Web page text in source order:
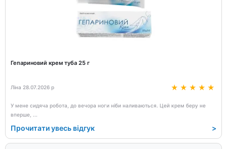
Гепариновий крем туба 25 г
Ліна 28.07.2026 р
У мене сидяча робота, до вечора ноги ніби наливаються. Цей крем беру не
вперше,
Прочитати увесь відгук >